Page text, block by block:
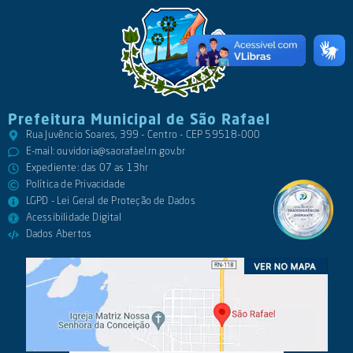
Prefeitura Municipal de São Rafael
Rua Juvêncio Soares, 399 - Centro - CEP 59518-000
E-mail:ouvidoria@saorafael.rn.gov.br
Expediente: das 07 as 13hr
Política de Privacidade
LGPD - Lei Geral de Proteção de Dados
Acessibilidade Digital
Dados Abertos